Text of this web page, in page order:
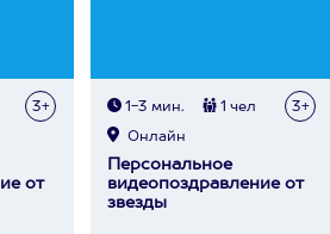
3+
от
1-3 мин. 1 чел 3+
Онлайн
Персональное
видеопоздравление от
звезды